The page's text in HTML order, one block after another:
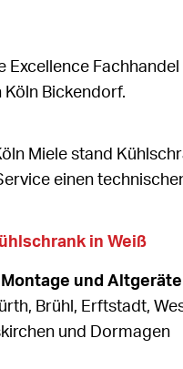
Excellence
Köln Bickendorf.
Miele stand
einen
in Weiß
und
Brühl, Erftstadt,
und Dormagen